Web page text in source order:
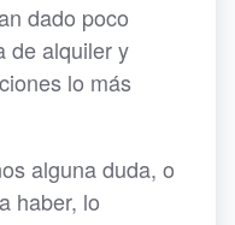
dado poco
de alquiler y
lo más
alguna duda, o
haber, lo